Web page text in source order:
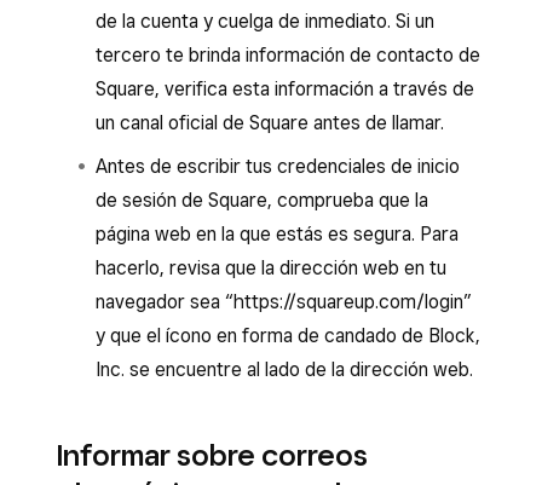
de la cuenta y cuelga de inmediato. Si un
tercero te brinda información de contacto de
Square, verifica esta información a través de
un canal oficial de Square antes de llamar.
Antes de escribir tus credenciales de inicio
de sesión de Square, comprueba que la
página web en la que estás es segura. Para
hacerlo, revisa que la dirección web en tu
navegador sea “https://squareup.com/login”
y que el ícono en forma de candado de Block,
Inc. se encuentre al lado de la dirección web.
Informar sobre correos